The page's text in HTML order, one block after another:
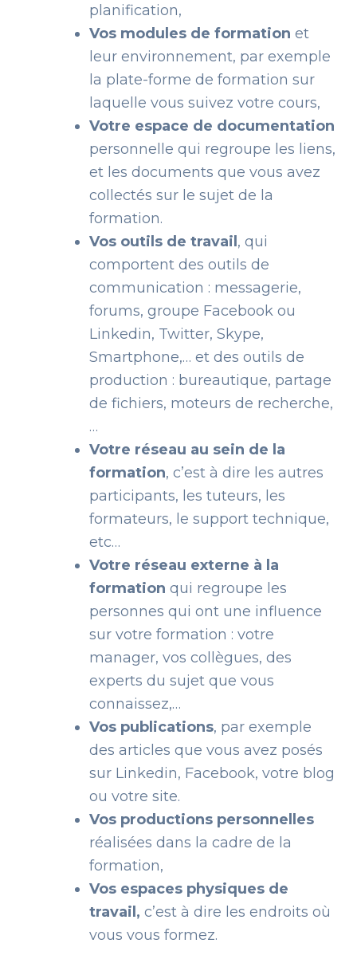
planification,
Vos modules de formation et
leur environnement, par exemple
la plate-forme de formation sur
laquelle vous suivez votre cours,
Votre espace de documentation
personnelle qui regroupe les liens,
et les documents que vous avez
collectés sur le sujet de la
formation.
Vos outils de travail , qui
comportent des outils de
communication : messagerie,
forums, groupe Facebook ou
Linkedin, Twitter, Skype,
Smartphone,… et des outils de
production : bureautique, partage
de fichiers, moteurs de recherche,
…
Votre réseau au sein de la
formation, c’est à dire les autres
participants, les tuteurs, les
formateurs, le support technique,
etc…
Votre réseau externe à la
formation qui regroupe les
personnes qui ont une influence
sur votre formation : votre
manager, vos collègues, des
experts du sujet que vous
connaissez,…
Vos publications, par exemple
des articles que vous avez posés
sur Linkedin, Facebook, votre blog
ou votre site.
Vos productions personnelles
réalisées dans la cadre de la
formation,
Vos espaces physiques de
travail, c’est à dire les endroits où
vous vous formez.